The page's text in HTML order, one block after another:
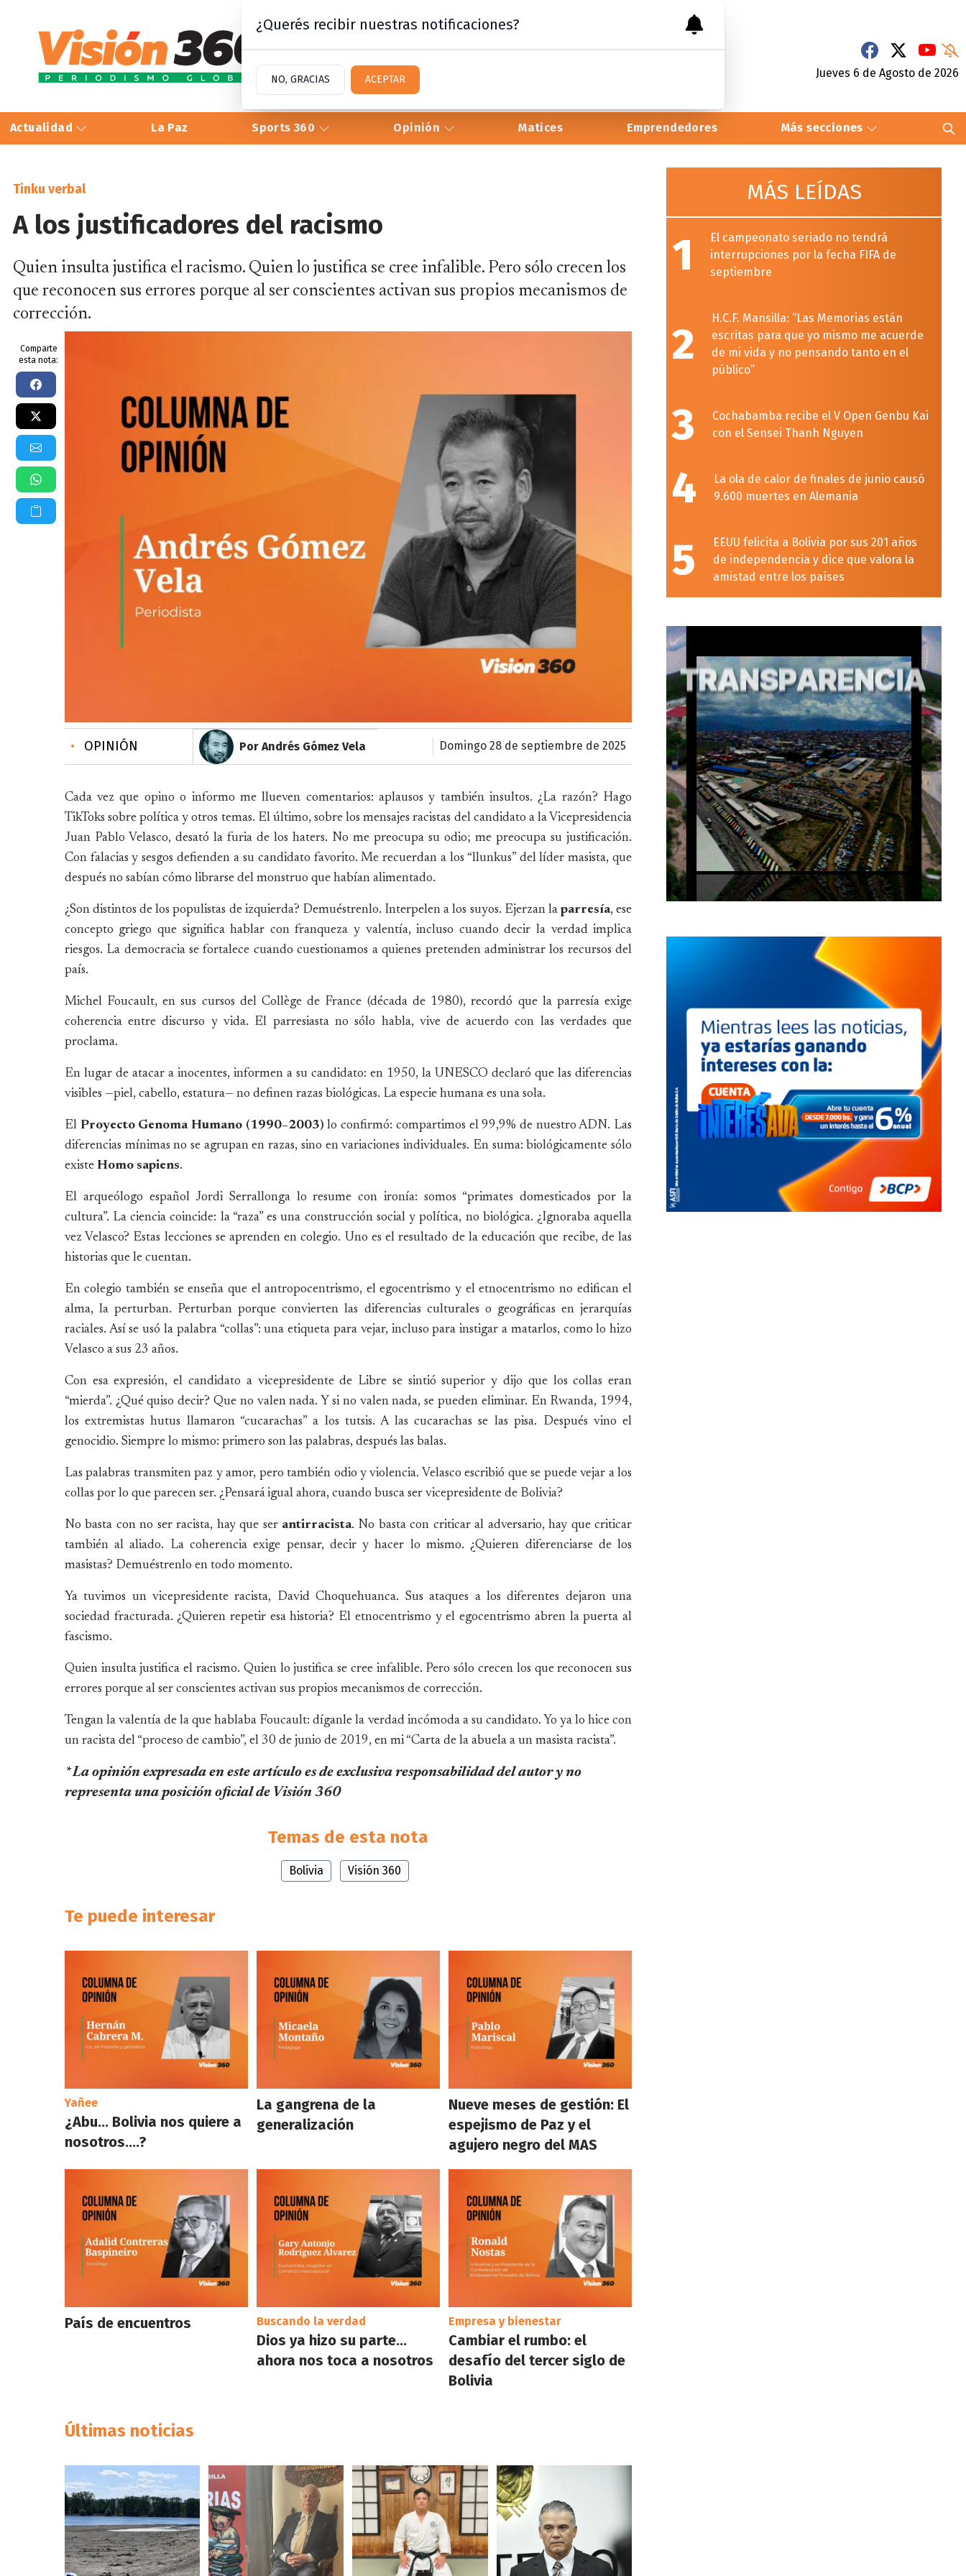
Jueves 6 de Agosto de 2026
Actualidad La Paz Sports 360 Opinión Matices Emprendedores Más secciones
Tinku verbal
A los justificadores del racismo
Quien insulta justifica el racismo. Quien lo justifica se cree infalible. Pero sólo crecen los
que reconocen sus errores porque al ser conscientes activan sus propios mecanismos de
corrección.
Comparte
esta nota:
• OPINIÓN Por Andrés Gómez Vela domingo 28 de septiembre de 2025
Cada vez que opino o informo me llueven comentarios: aplausos y también insultos. ¿La razón? Hago
TikToks sobre política y otros temas. El último, sobre los mensajes racistas del candidato a la Vicepresidencia
Juan Pablo Velasco, desató la furia de los haters. No me preocupa su odio; me preocupa su justificación.
Con falacias y sesgos defienden a su candidato favorito. Me recuerdan a los “llunkus” del líder masista, que
después no sabían cómo librarse del monstruo que habían alimentado.
¿Son distintos de los populistas de izquierda? Demuéstrenlo. Interpelen a los suyos. Ejerzan laparresía, ese
concepto griego que significa hablar con franqueza y valentía, incluso cuando decir la verdad implica
riesgos. La democracia se fortalece cuando cuestionamos a quienes pretenden administrar los recursos del
país.
Michel Foucault, en sus cursos del Collège de France (década de 1980), recordó que la parresía exige
coherencia entre discurso y vida. El parresiasta no sólo habla, vive de acuerdo con las verdades que
proclama.
En lugar de atacar a inocentes, informen a su candidato: en 1950, la UNESCO declaró que las diferencias
visibles —piel, cabello, estatura— no definen razas biológicas. La especie humana es una sola.
El Proyecto Genoma Humano (1990–2003) lo confirmó: compartimos el 99,9% de nuestro ADN. Las
diferencias mínimas no se agrupan en razas, sino en variaciones individuales. En suma: biológicamente sólo
existe Homo sapiens.
El arqueólogo español Jordi Serrallonga lo resume con ironía: somos “primates domesticados por la
cultura”. La ciencia coincide: la “raza” es una construcción social y política, no biológica. ¿Ignoraba aquella
vez Velasco? Estas lecciones se aprenden en colegio. Uno es el resultado de la educación que recibe, de las
historias que le cuentan.
En colegio también se enseña que el antropocentrismo, el egocentrismo y el etnocentrismo no edifican el
alma, la perturban. Perturban porque convierten las diferencias culturales o geográficas en jerarquías
raciales. Así se usó la palabra “collas”: una etiqueta para vejar, incluso para instigar a matarlos, como lo hizo
Velasco a sus 23 años.
Con esa expresión, el candidato a vicepresidente de Libre se sintió superior y dijo que los collas eran
“mierda”. ¿Qué quiso decir? Que no valen nada. Y si no valen nada, se pueden eliminar. En Rwanda, 1994,
los extremistas hutus llamaron “cucarachas” a los tutsis. A las cucarachas se las pisa. Después vino el
genocidio. Siempre lo mismo: primero son las palabras, después las balas.
Las palabras transmiten paz y amor, pero también odio y violencia. Velasco escribió que se puede vejar a los
collas por lo que parecen ser. ¿Pensará igual ahora, cuando busca ser vicepresidente de Bolivia?
No basta con no ser racista, hay que ser antirracista. No basta con criticar al adversario, hay que criticar
también al aliado. La coherencia exige pensar, decir y hacer lo mismo. ¿Quieren diferenciarse de los
masistas? Demuéstrenlo en todo momento.
Ya tuvimos un vicepresidente racista, David Choquehuanca. Sus ataques a los diferentes dejaron una
sociedad fracturada. ¿Quieren repetir esa historia? El etnocentrismo y el egocentrismo abren la puerta al
fascismo.
Quien insulta justifica el racismo. Quien lo justifica se cree infalible. Pero sólo crecen los que reconocen sus
errores porque al ser conscientes activan sus propios mecanismos de corrección.
Tengan la valentía de la que hablaba Foucault: díganle la verdad incómoda a su candidato. Yo ya lo hice con
un racista del “proceso de cambio”, el 30 de junio de 2019, en mi “Carta de la abuela a un masista racista”.
* La opinión expresada en este artículo es de exclusiva responsabilidad del autor y no
representa una posición oficial de Visión 360
Temas de esta nota
Bolivia Visión 360
Te puede interesar
Yañee
¿Abu… Bolivia nos quiere a
nosotros….?
La gangrena de la
generalización
Nueve meses de gestión: El
espejismo de Paz y el
agujero negro del MAS
País de encuentros Buscando la verdad
Dios ya hizo su parte…
ahora nos toca a nosotros
Empresa y bienestar
Cambiar el rumbo: el
desafío del tercer siglo de
Bolivia
Últimas noticias
MÁS LEÍDAS
1
El campeonato seriado no tendrá
interrupciones por la fecha FIFA de
septiembre
2
H.C.F. Mansilla: “Las Memorias están
escritas para que yo mismo me acuerde
de mi vida y no pensando tanto en el
público”
3
Cochabamba recibe el V Open Genbu Kai
con el Sensei Thanh Nguyen
4
La ola de calor de finales de junio causó
9.600 muertes en Alemania
5
EEUU felicita a Bolivia por sus 201 años
de independencia y dice que valora la
amistad entre los países
¿Querés recibir nuestras notificaciones?
NO, GRACIAS ACEPTAR